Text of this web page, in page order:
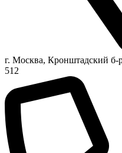
г. Москва, Кронштадский б-
512